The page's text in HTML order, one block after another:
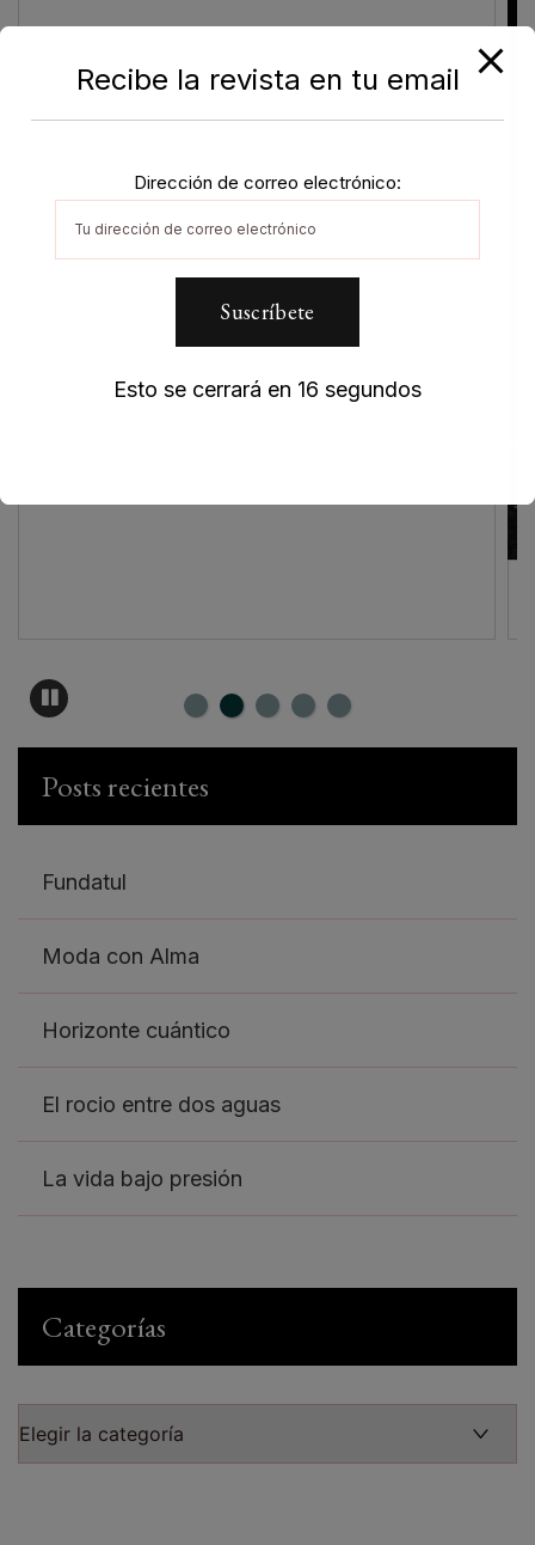
Posts recientes
Fundatul
Moda con Alma
Horizonte cuántico
El rocio entre dos aguas
La vida bajo presión
Categorías
Recibe la revista en tu email
Dirección de correo electrónico:
Esto se cerrará en 16 segundos